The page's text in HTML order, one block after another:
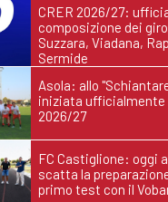
CRER 2026/27:
composizione dei
Suzzara, Viadana,
Sermide
Asola: allo
iniziata ufficialmente
2026/27
FC Castiglione: oggi
scatta la
primo test con il